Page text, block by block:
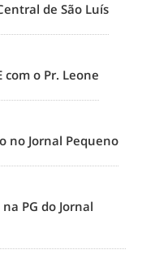
de São Luís
o Pr. Leone
no Jornal Pequeno
PG do Jornal